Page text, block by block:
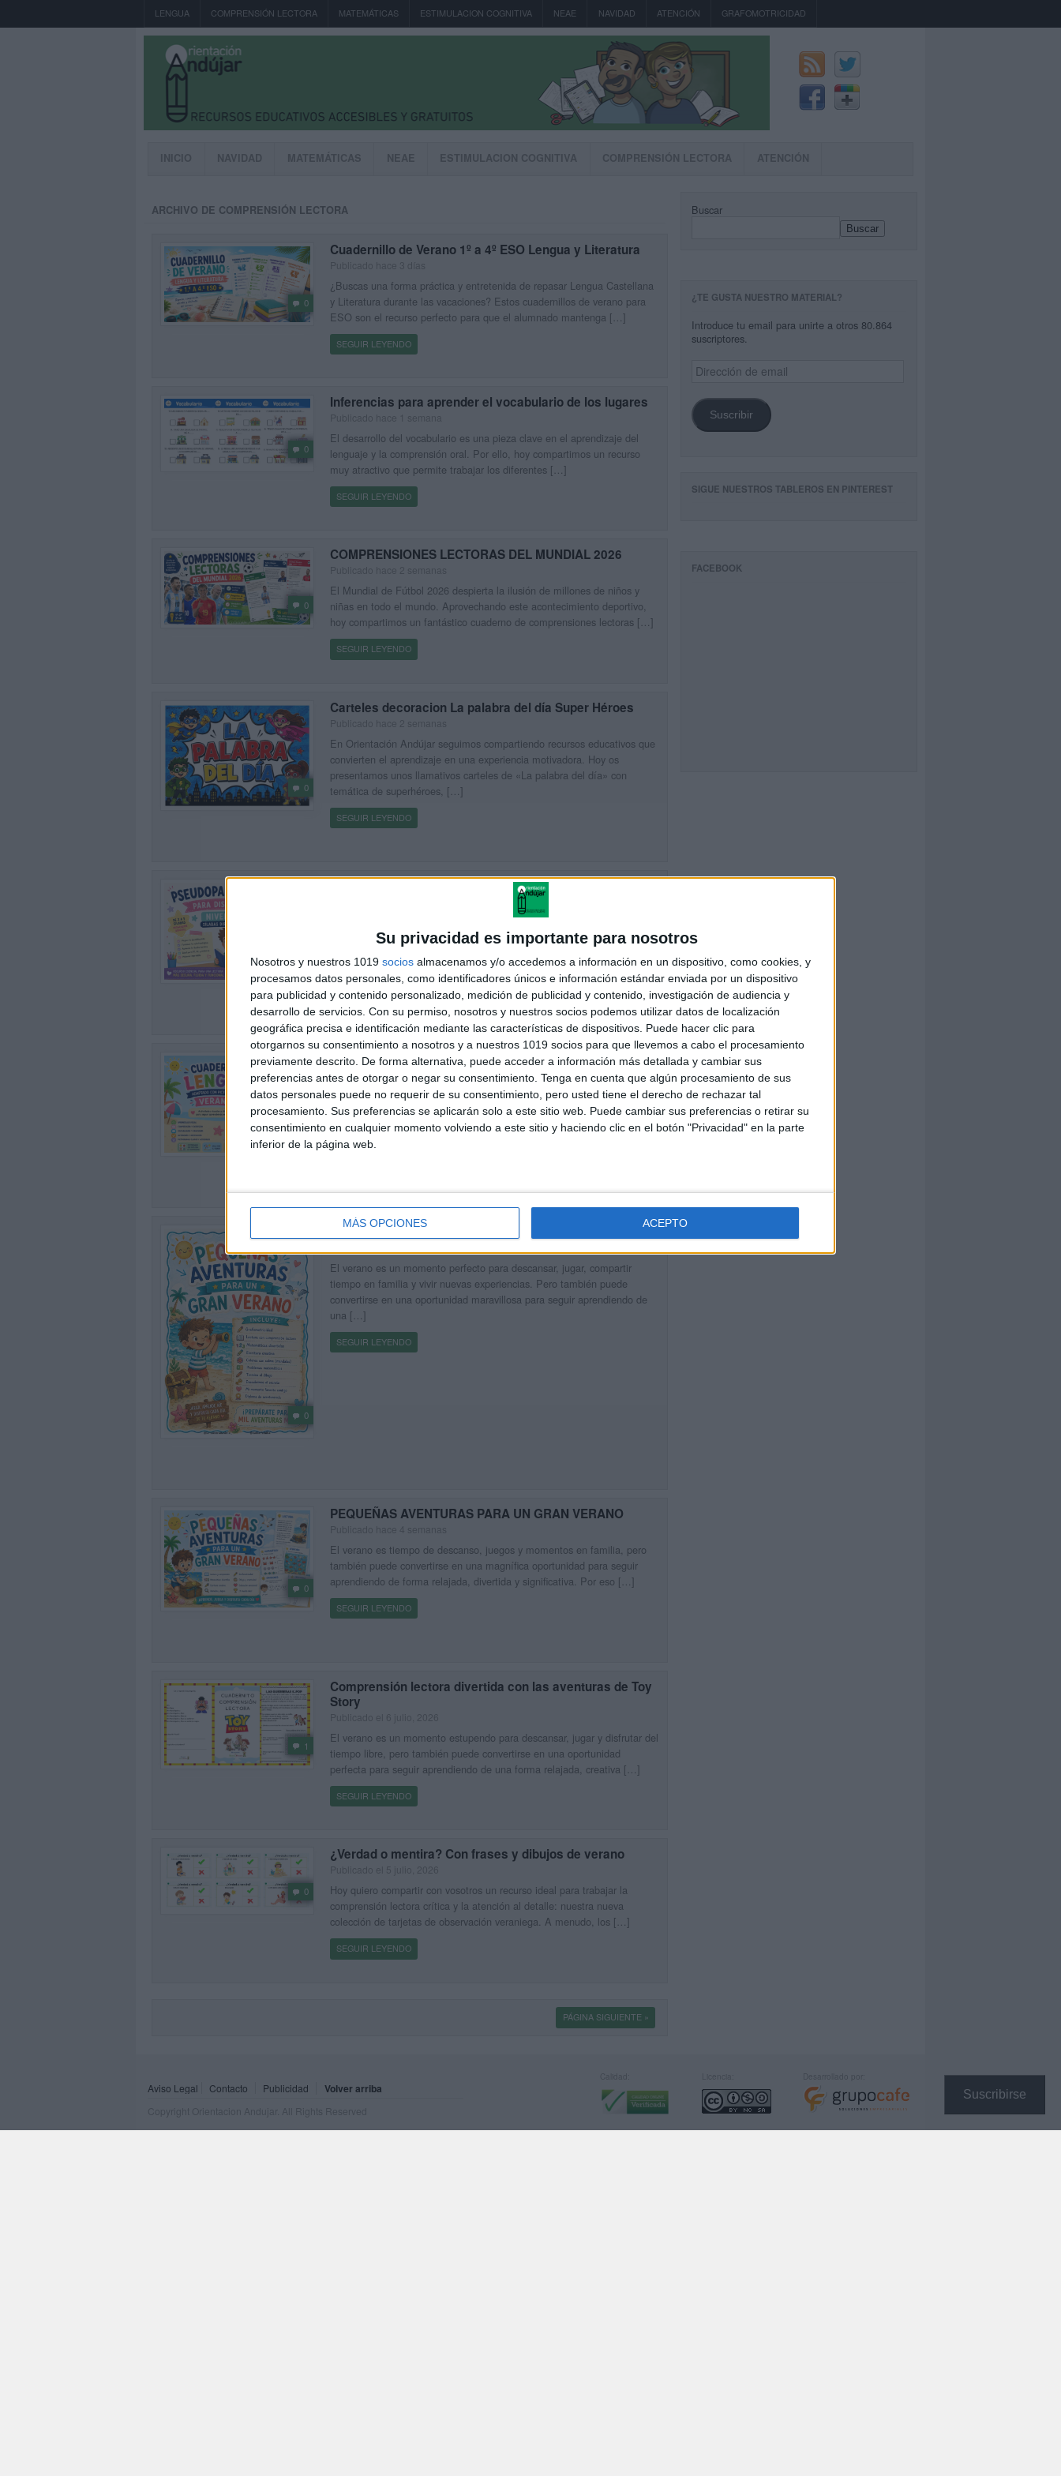
Su privacidad es importante para nosotros
Nosotros y nuestros 1019 socios almacenamos y/o accedemos a información en un dispositivo, como cookies, y
procesamos datos personales, como identificadores únicos e información estándar enviada por un dispositivo
para publicidad y contenido personalizado, medición de publicidad y contenido, investigación de audiencia y
desarrollo de servicios. Con su permiso, nosotros y nuestros socios podemos utilizar datos de localización
geográfica precisa e identificación mediante las características de dispositivos. Puede hacer clic para
otorgarnos su consentimiento a nosotros y a nuestros 1019 socios para que llevemos a cabo el procesamiento
previamente descrito. De forma alternativa, puede acceder a información más detallada y cambiar sus
preferencias antes de otorgar o negar su consentimiento. Tenga en cuenta que algún procesamiento de sus
datos personales puede no requerir de su consentimiento, pero usted tiene el derecho de rechazar tal
procesamiento. Sus preferencias se aplicarán solo a este sitio web. Puede cambiar sus preferencias o retirar su
consentimiento en cualquier momento volviendo a este sitio y haciendo clic en el botón "Privacidad" en la parte
inferior de la página web.
MÁS OPCIONES ACEPTO
Suscribirse
LENGUA COMPRENSIÓN LECTORA MATEMÁTICAS ESTIMULACION COGNITIVA NEAE NAVIDAD ATENCIÓN GRAFOMOTRICIDAD
INICIO NAVIDAD MATEMÁTICAS NEAE ESTIMULACION COGNITIVA COMPRENSIÓN LECTORA ATENCIÓN
ARCHIVO DE COMPRENSIÓN LECTORA
0
Cuadernillo de Verano 1º a 4º ESO Lengua y Literatura
¿Buscas una forma práctica y entretenida de repasar Lengua Castellana
y Literatura durante las vacaciones? Estos cuadernillos de verano para
ESO son el recurso perfecto para que el alumnado mantenga […]
SEGUIR LEYENDO
0
Inferencias para aprender el vocabulario de los lugares
El desarrollo del vocabulario es una pieza clave en el aprendizaje del
lenguaje y la comprensión oral. Por ello, hoy compartimos un recurso
muy atractivo que permite trabajar los diferentes […]
SEGUIR LEYENDO
0
COMPRENSIONES LECTORAS DEL MUNDIAL 2026
El Mundial de Fútbol 2026 despierta la ilusión de millones de niños y
niñas en todo el mundo. Aprovechando este acontecimiento deportivo,
hoy compartimos un fantástico cuaderno de comprensiones lectoras […]
SEGUIR LEYENDO
0
Carteles decoracion La palabra del día Super Héroes
En Orientación Andújar seguimos compartiendo recursos educativos que
convierten el aprendizaje en una experiencia motivadora. Hoy os
presentamos unos llamativos carteles de «La palabra del día» con
temática de superhéroes, […]
SEGUIR LEYENDO
0
Listado de pseudopalabras PARA DISLEXIA nivel 1
Si buscas un recurso eficaz para trabajar la ruta fonológica en alumnado
primeros momentos del proceso lector, esta […]
SEGUIR LEYENDO
0
CUADERNO LENGUA ADAPTADO CON pictos VERANO
Publicado hace 3 semanas
Las vacaciones son un momento perfecto para seguir reforzando los
aprendizajes de una forma relajada, motivadora y adaptada a las
necesidades de cada niño. Por ello, hoy compartimos un Cuaderno […]
0
Pequeaventuras para un gran verano
El verano es un momento perfecto para descansar, jugar, compartir
tiempo en familia y vivir nuevas experiencias. Pero también puede
convertirse en una oportunidad maravillosa para seguir aprendiendo de
una […]
SEGUIR LEYENDO
0
PEQUEÑAS AVENTURAS PARA UN GRAN VERANO
El verano es tiempo de descanso, juegos y momentos en familia, pero
también puede convertirse en una magnífica oportunidad para seguir
aprendiendo de forma relajada, divertida y significativa. Por eso […]
SEGUIR LEYENDO
1
Comprensión lectora divertida con las aventuras de Toy
Story
El verano es un momento estupendo para descansar, jugar y disfrutar del
tiempo libre, pero también puede convertirse en una oportunidad
perfecta para seguir aprendiendo de una forma relajada, creativa […]
SEGUIR LEYENDO
0
¿Verdad o mentira? Con frases y dibujos de verano
Hoy quiero compartir con vosotros un recurso ideal para trabajar la
comprensión lectora crítica y la atención al detalle: nuestra nueva
colección de tarjetas de observación veraniega. A menudo, los […]
SEGUIR LEYENDO
PÁGINA SIGUIENTE »
Buscar
Buscar
¿TE GUSTA NUESTRO MATERIAL?
Introduce tu email para unirte a otros 80.864
suscriptores.
Dirección
de
Suscribir
SIGUE NUESTROS TABLEROS EN PINTEREST
FACEBOOK
Aviso Legal Contacto Publicidad Volver arriba